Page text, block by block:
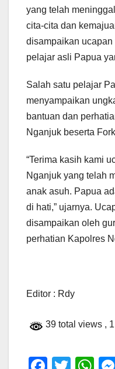
yang telah
cita-cita dan
disampaikan
pelajar asli Papua
Salah satu pelajar
menyampaikan
bantuan dan
Nganjuk beserta
“Terima kasih kami
Nganjuk yang telah
anak asuh. Papua
di hati,” ujarnya.
disampaikan oleh
perhatian Kapolres
Editor : Rdy
39 total views ,